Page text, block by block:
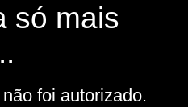
só mais
foi autorizado.